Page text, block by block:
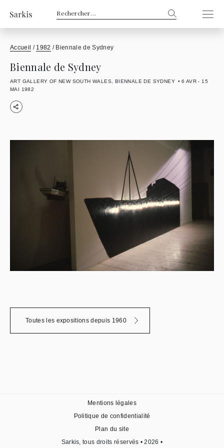
Rechercher :
Accueil / 1982 / Biennale de Sydney
Biennale de Sydney
ART GALLERY OF NEW SOUTH WALES, BIENNALE DE SYDNEY
6 AVR - 15
MAI 1982
Toutes les expositions depuis 1960
Sarkis, tous droits réservés • 2026 •
Mentions légales
Politique de confidentialité
Plan du site